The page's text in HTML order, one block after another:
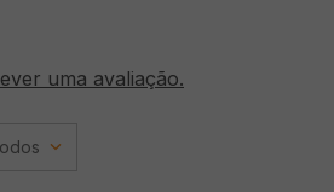
uma avaliação.